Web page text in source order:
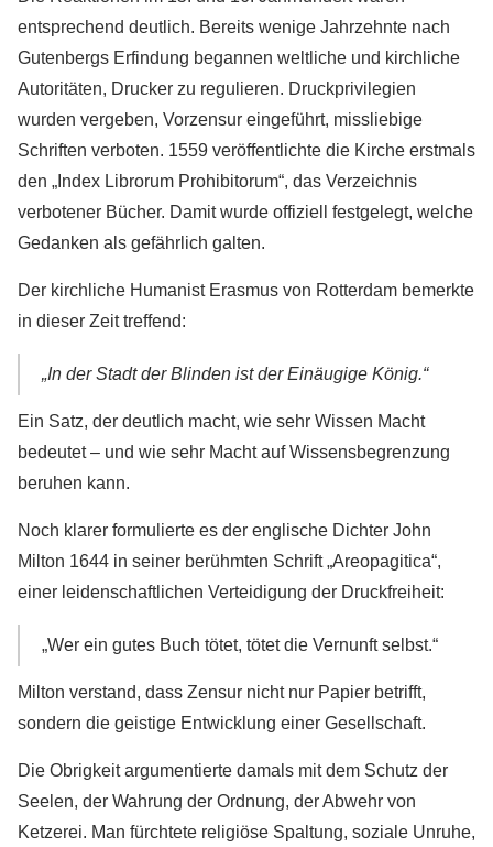
entsprechend deutlich. Bereits wenige Jahrzehnte nach
Gutenbergs Erfindung begannen weltliche und kirchliche
Autoritäten, Drucker zu regulieren. Druckprivilegien
wurden vergeben, Vorzensur eingeführt, missliebige
Schriften verboten. 1559 veröffentlichte die Kirche erstmals
den „Index Librorum Prohibitorum“, das Verzeichnis
verbotener Bücher. Damit wurde offiziell festgelegt, welche
Gedanken als gefährlich galten.
Der kirchliche Humanist Erasmus von Rotterdam bemerkte
in dieser Zeit treffend:
„In der Stadt der Blinden ist der Einäugige König.“
Ein Satz, der deutlich macht, wie sehr Wissen Macht
bedeutet – und wie sehr Macht auf Wissensbegrenzung
beruhen kann.
Noch klarer formulierte es der englische Dichter John
Milton 1644 in seiner berühmten Schrift „Areopagitica“,
einer leidenschaftlichen Verteidigung der Druckfreiheit:
„Wer ein gutes Buch tötet, tötet die Vernunft selbst.“
Milton verstand, dass Zensur nicht nur Papier betrifft,
sondern die geistige Entwicklung einer Gesellschaft.
Die Obrigkeit argumentierte damals mit dem Schutz der
Seelen, der Wahrung der Ordnung, der Abwehr von
Ketzerei. Man fürchtete religiöse Spaltung, soziale Unruhe,